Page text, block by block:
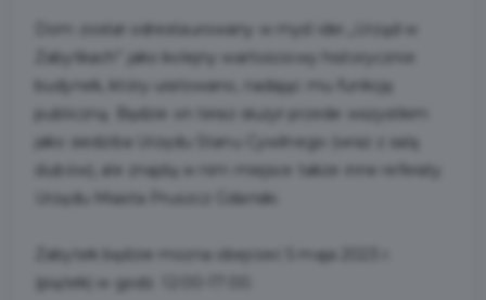
Dom został odrestaurowany w myśl idei „Urząd w
Zabytkach” jako kolejny wartościowy historycznie
budynek, który uratowano, nadając mu funkcję
publiczną. Będzie on teraz służył przede wszystkim
jako siedziba Urzędu Stanu Cywilnego (wraz z salą
ślubów), ale znajdą w nim miejsce także inne referaty
Urzędu Miasta Pruszcz Gdański.
Zabytek będzie można obejrzeć 5 maja 2023 r.
(piątek) w godz. 12:00-17:00.